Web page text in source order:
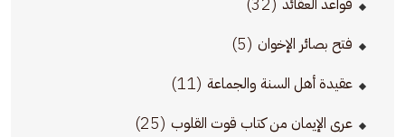
قواعد العقائد
فتح بصائر الإخوان (5)
عقيدة أهل السنة والجماعة (11)
عرى الإيمان من كتاب قوت القلوب (25)